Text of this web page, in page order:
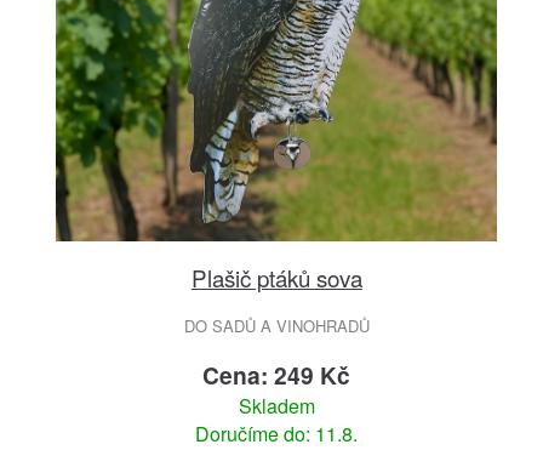
Plašič ptáků sova
DO SADŮ A VINOHRADŮ
Cena: 249 Kč
Skladem
Doručíme do: 11.8.